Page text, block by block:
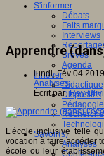
S'informer
Débats
Faits
Interviews
Brèves
Agenda
Innover
Didactique
Dispositifs
Pédagogie
Recherche
Savoir(s)
Analyses
Apprendre
lundi, Fév 04 2019
Analyses
Écrit parRey
L’école inclusive telle
vocation à faire accéder
école ou leur